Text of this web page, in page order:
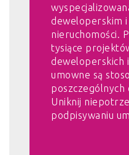
deweloperskim
nieruchomości.
tysiące
deweloperskich
umowne są
Uniknij
podpisywaniu